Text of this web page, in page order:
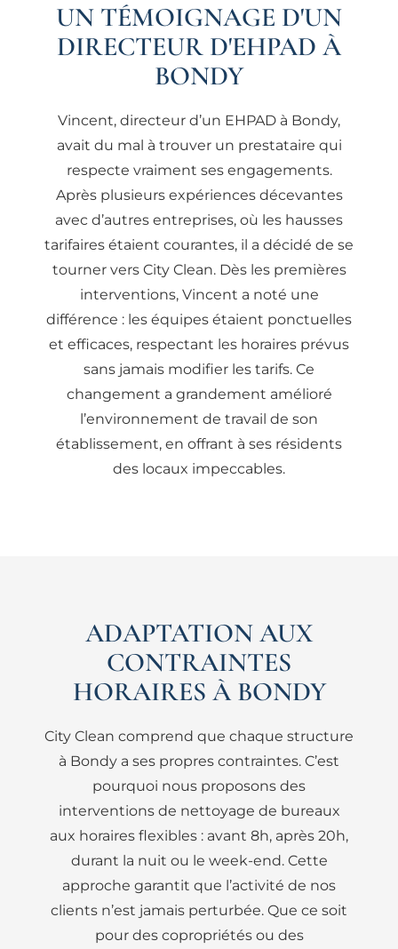
UN TÉMOIGNAGE D'UN
DIRECTEUR D'EHPAD À
BONDY
Vincent, directeur d’un EHPAD à Bondy,
avait du mal à trouver un prestataire qui
respecte vraiment ses engagements.
Après plusieurs expériences décevantes
avec d’autres entreprises, où les hausses
tarifaires étaient courantes, il a décidé de se
tourner vers City Clean. Dès les premières
interventions, Vincent a noté une
différence : les équipes étaient ponctuelles
et efficaces, respectant les horaires prévus
sans jamais modifier les tarifs. Ce
changement a grandement amélioré
l’environnement de travail de son
établissement, en offrant à ses résidents
des locaux impeccables.
ADAPTATION AUX
CONTRAINTES
HORAIRES À BONDY
City Clean comprend que chaque structure
à Bondy a ses propres contraintes. C’est
pourquoi nous proposons des
interventions de nettoyage de bureaux
aux horaires flexibles : avant 8h, après 20h,
durant la nuit ou le week-end. Cette
approche garantit que l’activité de nos
clients n’est jamais perturbée. Que ce soit
pour des copropriétés ou des